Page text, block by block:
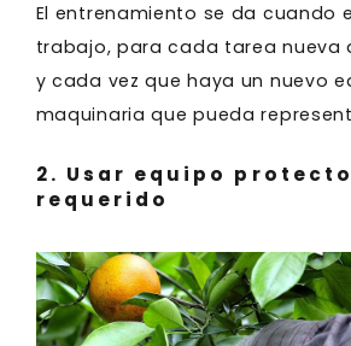
El entrenamiento se da cuando
trabajo, para cada tarea nueva
y cada vez que haya un nuevo
maquinaria que pueda
2. Usar equipo
requerido